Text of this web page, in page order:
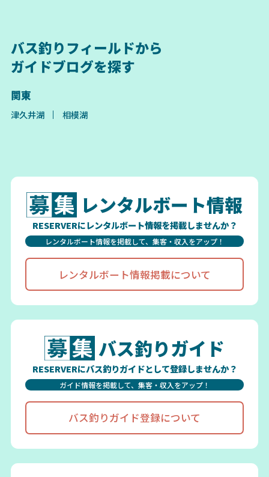
バス釣りフィールドから
ガイドブログを探す
関東
津久井湖 相模湖
レンタルボート情報
RESERVERにレンタルボート情報を掲載しませんか？
レンタルボート情報を掲載して、集客・収入をアップ！
レンタルボート情報掲載について
バス釣りガイド
RESERVERにバス釣りガイドとして登録しませんか？
ガイド情報を掲載して、集客・収入をアップ！
バス釣りガイド登録について